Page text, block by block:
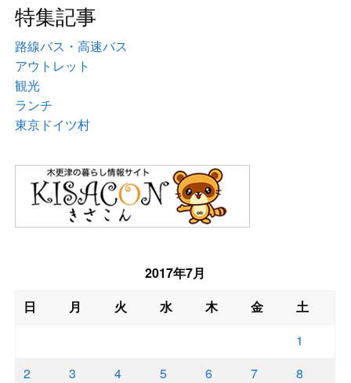
特集記事
路線バス・高速バス
アウトレット
観光
ランチ
東京ドイツ村
2017年7月
日
月 火 水 木 金
土
1
2
3 4 5 6 7
8